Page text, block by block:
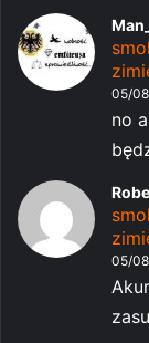
05/
no
05/